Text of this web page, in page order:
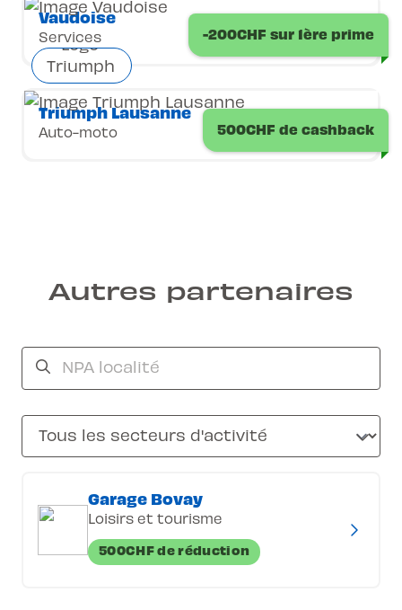
-200CHF sur 1ère prime
Vaudoise
Services
500CHF de cashback
Triumph Lausanne
Auto-moto
Autres partenaires
Garage Bovay
Loisirs et tourisme
500CHF de réduction